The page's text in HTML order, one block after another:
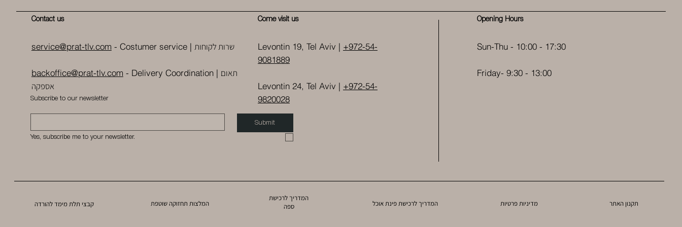
Opening Hours
Sun-Thu - 10:00 - 17:30
Friday- 9:30 - 13:00
Come visit us
Levontin 19, Tel Aviv | +972-54-
9081889
Levontin 24, Tel Aviv | +972-54-
9820028
Contact us
service@prat-tlv.com - Costumer service | שרות לקוחות
backoffice@prat-tlv.com - Delivery Coordination| תאום
אספקה
Subscribe to our newsletter
Submit
Yes, subscribe me to your newsletter.
קבצי תלת מימד להורדה המלצות תחזוקה שוטפת
המדריך לרכישת
ספה
המדריך לרכישת פינת אוכל מדיניות פרטיות תקנון האתר